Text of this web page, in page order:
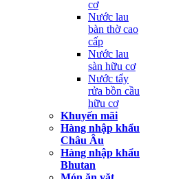
cơ
Nước lau
bàn thờ cao
cấp
Nước lau
sàn hữu cơ
Nước tẩy
rửa bồn cầu
hữu cơ
Khuyến mãi
Hàng nhập khẩu
Châu Âu
Hàng nhập khẩu
Bhutan